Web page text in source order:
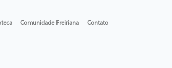
Comunidade Freiriana Contato